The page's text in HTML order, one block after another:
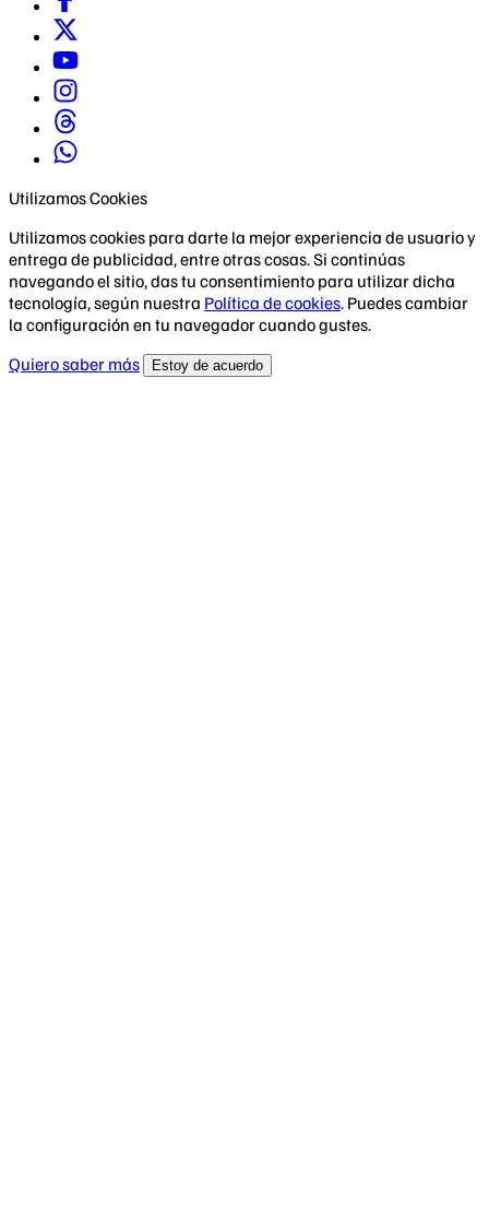
Utilizamos Cookies
Utilizamos cookies para darte la mejor experiencia de usuario y
entrega de publicidad, entre otras cosas. Si continúas
navegando el sitio, das tu consentimiento para utilizar dicha
tecnología, según nuestra Política de cookies. Puedes cambiar
la configuración en tu navegador cuando gustes.
Quiero saber más
Estoy de acuerdo